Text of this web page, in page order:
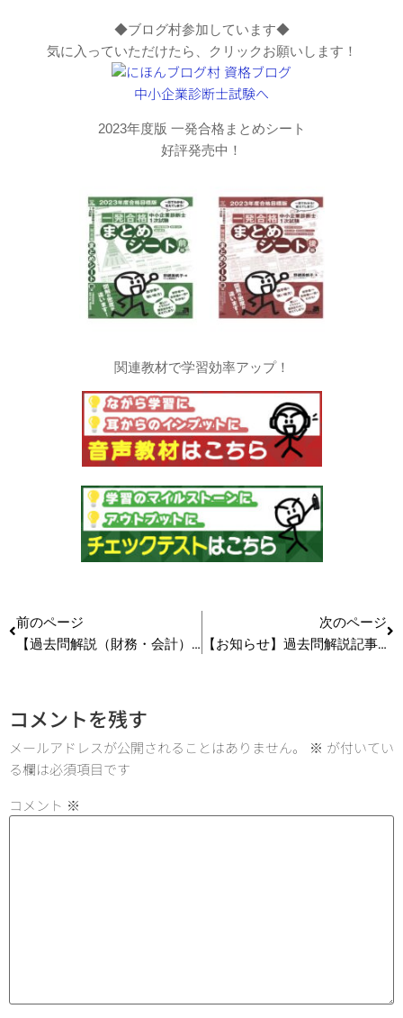
◆ブログ村参加しています◆
気に入っていただけたら、クリックお願いします！
2023年度版 一発合格まとめシート
好評発売中！
関連教材で学習効率アップ！
前のページ
【過去問解説（財務・会計）】R3 第11問 サービス業の役務収益・役務原価
次のページ
【お知らせ】過去問解説記事は平日投稿になります
コメントを残す
メールアドレスが公開されることはありません。 ※ が付いてい
る欄は必須項目です
コメント ※